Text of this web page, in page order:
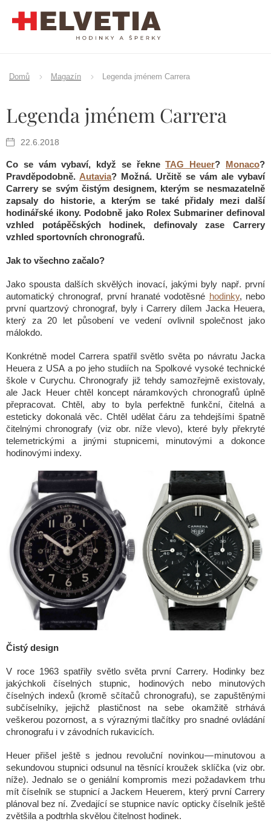
Domů Magazín Legenda jménem Carrera
Legenda jménem Carrera
22.6.2018
Co se vám vybaví, když se řekneTAG Heuer? Monaco?
Pravděpodobně. Autavia? Možná. Určitě se vám ale vybaví
Carrery se svým čistým designem, kterým se nesmazatelně
zapsaly do historie, a kterým se také přidaly mezi další
hodinářské ikony. Podobně jako Rolex Submariner definoval
vzhled potápěčských hodinek, definovaly zase Carrery
vzhled sportovních chronografů.
Jak to všechno začalo?
Jako spousta dalších skvělých inovací, jakými byly např. první
automatický chronograf, první hranaté vodotěsné hodinky, nebo
první quartzový chronograf, byly i Carrery dílem Jacka Heuera,
který za 20 let působení ve vedení ovlivnil společnost jako
málokdo.
Konkrétně model Carrera spatřil světlo světa po návratu Jacka
Heuera z USA a po jeho studiích na Spolkové vysoké technické
škole v Curychu. Chronografy již tehdy samozřejmě existovaly,
ale Jack Heuer chtěl koncept náramkových chronografů úplně
přepracovat. Chtěl, aby to byla perfektně funkční, čitelná a
esteticky dokonalá věc. Chtěl udělat čáru za tehdejšími špatně
čitelnými chronografy (viz obr. níže vlevo), které byly překryté
telemetrickými a jinými stupnicemi, minutovými a dokonce
hodinovými indexy.
Čistý design
V roce 1963 spatřily světlo světa první Carrery. Hodinky bez
jakýchkoli číselných stupnic, hodinových nebo minutových
číselných indexů (kromě sčítačů chronografu), se zapuštěnými
subčíselníky, jejichž plastičnost na sebe okamžitě strhává
veškerou pozornost, a s výraznými tlačítky pro snadné ovládání
chronografu i v závodních rukavicích.
Heuer přišel ještě s jednou revoluční novinkou — minutovou a
sekundovou stupnici odsunul na těsnící kroužek sklíčka (viz obr.
níže). Jednalo se o geniální kompromis mezi požadavkem trhu
mít číselník se stupnicí a Jackem Heuerem, který první Carrery
plánoval bez ní. Zvedající se stupnice navíc opticky číselník ještě
zvětšila a podtrhla skvělou čitelnost hodinek.